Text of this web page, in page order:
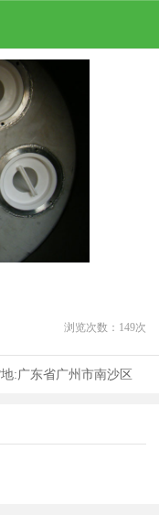
浏览次数： 149次
:广东省广州市南沙区